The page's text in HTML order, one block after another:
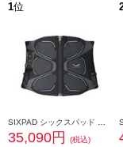
1位
35,090円 (税込)